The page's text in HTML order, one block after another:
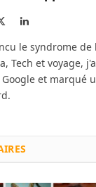
LinkedIn
le syndrome
Tech et voyage,
et marqué